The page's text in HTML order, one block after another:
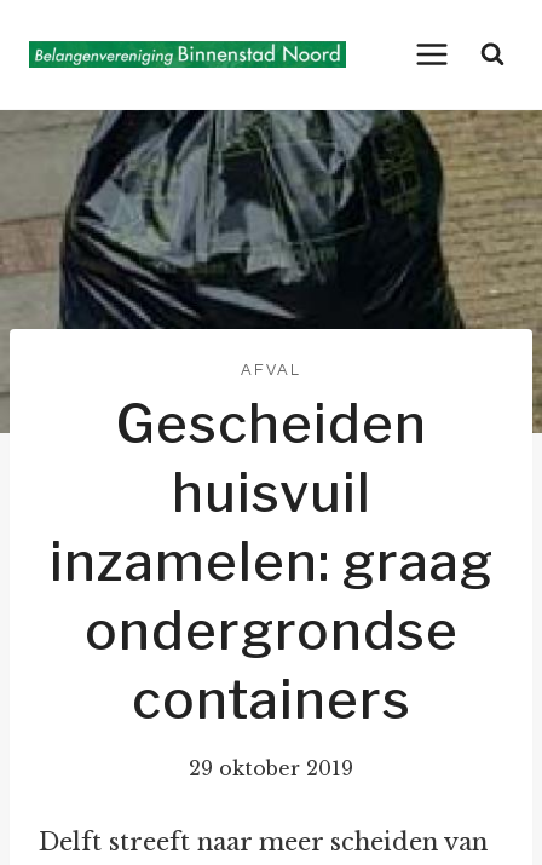
naar
AFVAL
Gescheiden
huisvuil
inzamelen: graag
ondergrondse
containers
29 oktober 2019
Delft streeft naar meer scheiden van